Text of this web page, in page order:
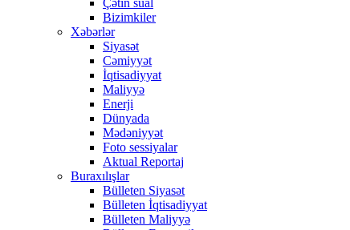
Çətin sual
Bizimkiler
Xəbərlər
Siyasət
Cəmiyyət
İqtisadiyyat
Maliyyə
Enerji
Dünyada
Mədəniyyət
Foto sessiyalar
Aktual Reportaj
Buraxılışlar
Bülleten Siyasət
Bülleten İqtisadiyyat
Bülleten Maliyyə